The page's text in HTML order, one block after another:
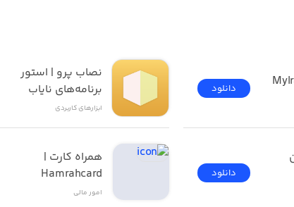
دانلود
دانلود
برنامه‌های نایاب
ابزار‌های کاربردی
Hamrahcard
امور ‌مالی